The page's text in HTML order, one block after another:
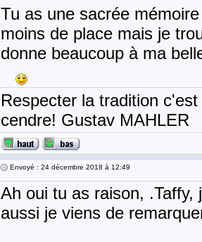
Tu as une sacrée
moins de place mais je
donne beaucoup à ma
Respecter la tradition
cendre! Gustav MAHLER
Envoyé : 24 décembre 2018 à 12:49
Ah oui tu as raison,
aussi je viens de